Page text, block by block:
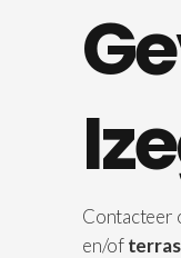
Contacteer
en/of